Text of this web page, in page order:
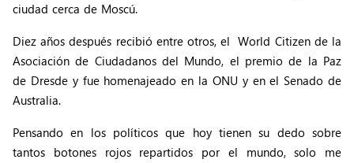
ciudad cerca de Moscú.
Diez años después recibió entre otros, el World Citizen de la
Asociación de Ciudadanos del Mundo, el premio de la Paz
de Dresde y fue homenajeado en la ONU y en el Senado de
Australia.
Pensando en los políticos que hoy tienen su dedo sobre
tantos botones rojos repartidos por el mundo, solo me